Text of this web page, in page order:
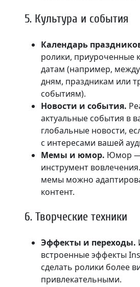
5. Культура и события
Календарь
ролики, приуроченные
датам (например,
дням, праздникам или
событиям).
Новости и события.
актуальные события в
глобальные новости,
с интересами вашей
Мемы и юмор. Юмор
инструмент
мемы можно
контент.
6. Творческие техники
Эффекты и переходы.
встроенные эффекты
сделать ролики более
привлекательными.